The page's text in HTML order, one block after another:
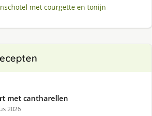
met courgette en tonijn
met cantharellen
2026